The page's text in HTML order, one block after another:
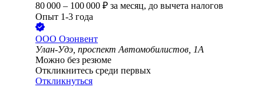
80 000 – 100 000 ₽ за месяц, до вычета налогов
Опыт 1-3 года
ООО Озонвент
Улан-Удэ, проспект Автомобилистов, 1А
Можно без резюме
Откликнитесь среди первых
Откликнуться